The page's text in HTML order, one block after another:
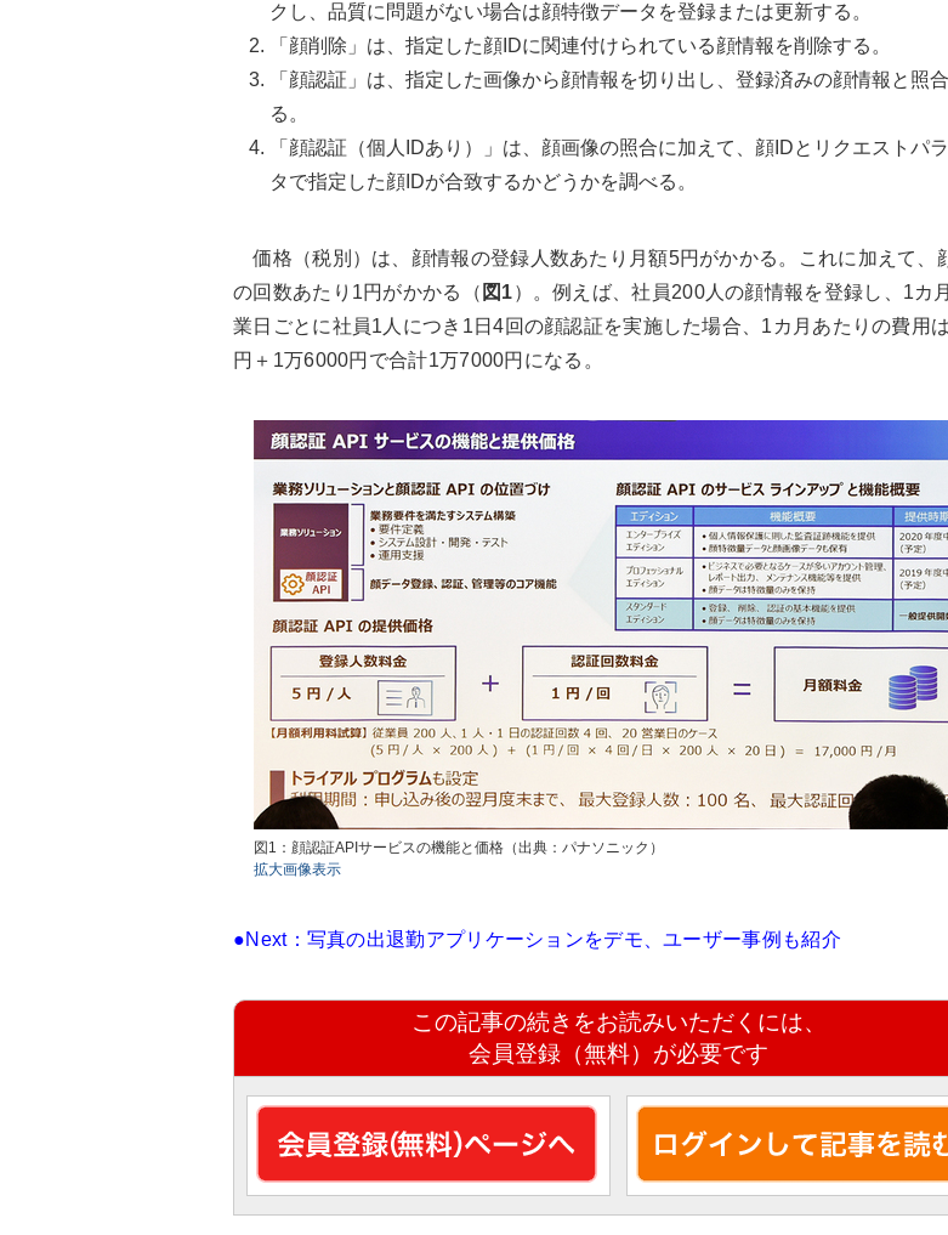
クし、品質に問題がない場合は顔特徴データを登録または更新する。
「顔削除」は、指定した顔IDに関連付けられている顔情報を削除する。
「顔認証」は、指定した画像から顔情報を切り出し、登録済みの顔情報と照
る。
「顔認証（個人IDあり）」は、顔画像の照合に加えて、顔IDとリクエストパ
タで指定した顔IDが合致するかどうかを調べる。
価格（税別）は、顔情報の登録人数あたり月額5円がかかる。これに加えて、
の回数あたり1円がかかる（ 図1）。例えば、社員200人の顔情報を登録し、1カ
業日ごとに社員1人につき1日4回の顔認証を実施した場合、1カ月あたりの費用
円＋1万6000円で合計1万7000円になる。
図1：顔認証APIサービスの機能と価格（出典：パナソニック）
拡大画像表示
●Next：写真の出退勤アプリケーションをデモ、ユーザー事例も紹介
この記事の続きをお読みいただくには、
会員登録（無料）が必要です